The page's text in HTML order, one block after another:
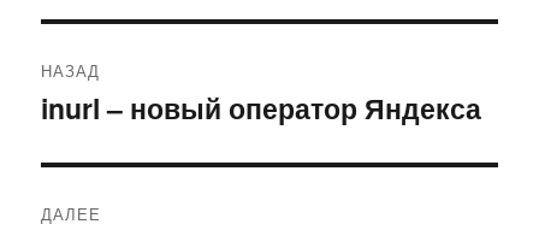
по
НАЗАД
Предыдущая
inurl – новый оператор Яндекса
ДАЛЕЕ